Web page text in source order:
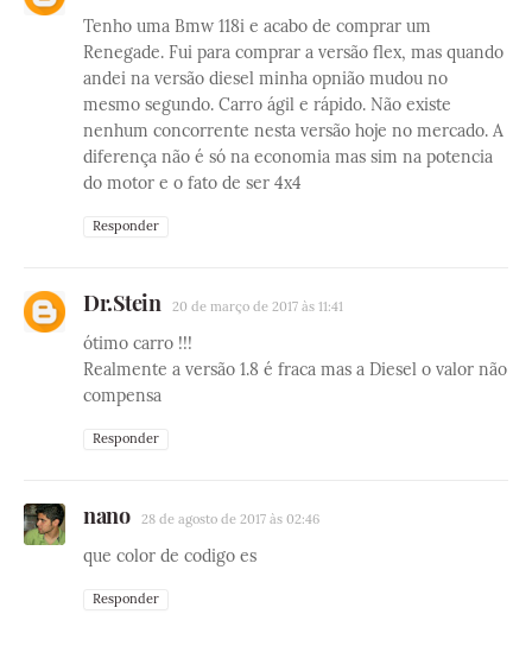
Tenho uma Bmw 118i e acabo de comprar um
Renegade. Fui para comprar a versão flex, mas quando
andei na versão diesel minha opnião mudou no
mesmo segundo. Carro ágil e rápido. Não existe
nenhum concorrente nesta versão hoje no mercado. A
diferença não é só na economia mas sim na potencia
do motor e o fato de ser 4x4
Responder
Dr.Stein 20 de março de 2017 às 11:41
ótimo carro !!!
Realmente a versão 1.8 é fraca mas a Diesel o valor não
compensa
Responder
nano 28 de agosto de 2017 às 02:46
que color de codigo es
Responder